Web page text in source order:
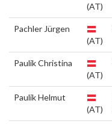
(AT)
Pachler Jürgen
(AT)
Paulik Christina
(AT)
Paulik Helmut
(AT)